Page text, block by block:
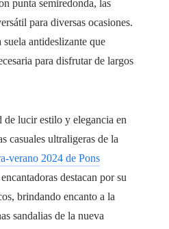
punta semiredonda, las
para diversas ocasiones.
antideslizante que
para disfrutar de largos
lucir estilo y elegancia en
casuales ultraligeras de la
verano 2024 de Pons
destacan por su
brindando encanto a la
sandalias de la nueva